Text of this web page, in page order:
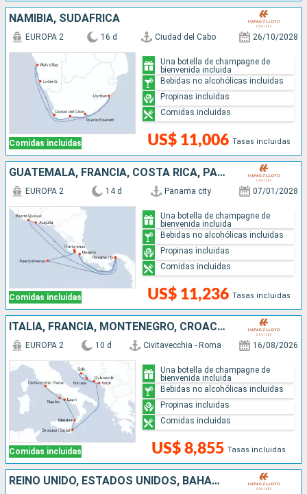
NAMIBIA, SUDAFRICA
Comidas incluidas
EUROPA 2 16 d Ciudad del Cabo 26/10/2028
US$ 11,006 Tasas incluidas
Una botella de champagne de
bienvenida incluida
Bebidas no alcohólicas incluidas
Propinas incluidas
Comidas incluidas
GUATEMALA, FRANCIA, COSTA RICA, PANAMÁ
Comidas incluidas
EUROPA 2 14 d Panama city 07/01/2028
US$ 11,236 Tasas incluidas
Una botella de champagne de
bienvenida incluida
Bebidas no alcohólicas incluidas
Propinas incluidas
Comidas incluidas
ITALIA, FRANCIA, MONTENEGRO, CROACIA
Comidas incluidas
EUROPA 2 10 d Civitavecchia - Roma 16/08/2026
US$ 8,855 Tasas incluidas
Una botella de champagne de
bienvenida incluida
Bebidas no alcohólicas incluidas
Propinas incluidas
Comidas incluidas
REINO UNIDO, ESTADOS UNIDOS, BAHAMAS